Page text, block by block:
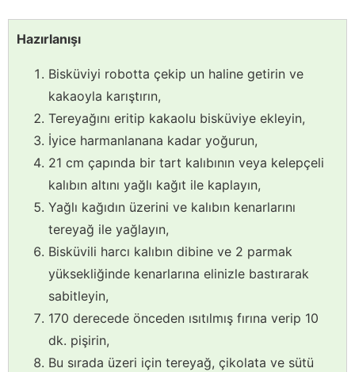
Hazırlanışı
Bisküviyi robotta çekip un haline getirin ve
kakaoyla karıştırın,
Tereyağını eritip kakaolu bisküviye ekleyin,
İyice harmanlanana kadar yoğurun,
21 cm çapında bir tart kalıbının veya kelepçeli
kalıbın altını yağlı kağıt ile kaplayın,
Yağlı kağıdın üzerini ve kalıbın kenarlarını
tereyağ ile yağlayın,
Bisküvili harcı kalıbın dibine ve 2 parmak
yüksekliğinde kenarlarına elinizle bastırarak
sabitleyin,
170 derecede önceden ısıtılmış fırına verip 10
dk. pişirin,
Bu sırada üzeri için tereyağ, çikolata ve sütü